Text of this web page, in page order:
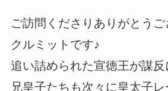
ご訪問くださりありがとうご
クルミットです♪
追い詰められた宣徳王が謀
兄皇子たちも次々に皇太子